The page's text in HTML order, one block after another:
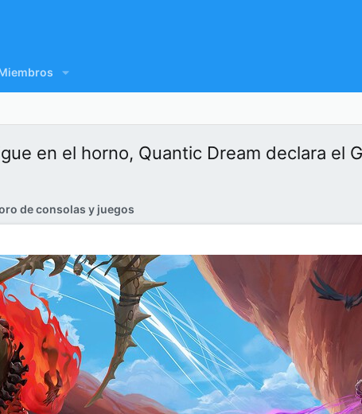
en el horno, Quantic Dream declara el
de consolas y juegos